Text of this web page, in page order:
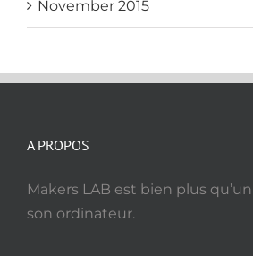
November 2015
A PROPOS
Makers LAB est bien plus
son ordinateur.